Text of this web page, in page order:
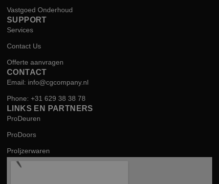
Vastgoed Onderhoud
SUPPORT
Services
Contact Us
Offerte aanvragen
CONTACT
Email: info@cgcompany.nl
Phone: +31 629 38 38 78
LINKS EN PARTNERS
ProDeuren
ProDoors
ProIjzerwaren